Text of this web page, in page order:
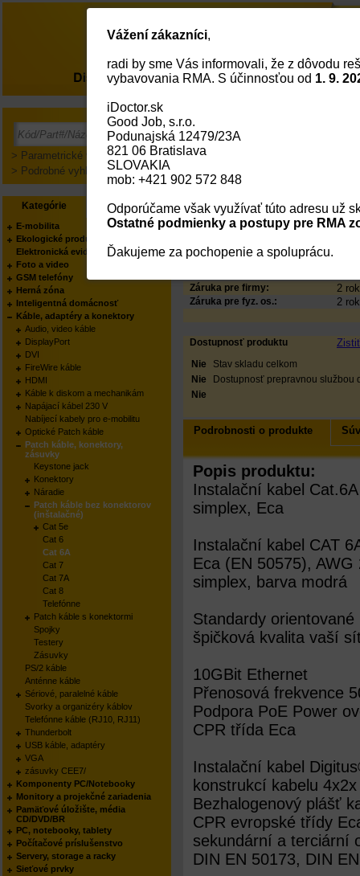
DIGITUS Instalační
buben 305 m,
PODĽA KATEGÓRIE:
Status
Part No.: DK-
EAN Kód:
Výrobca:
Váš obchodník:
Produkt manager:
Záruka pre firmy: 2
Záruka pre fyz. os.: 2
Dostupnosť produktu
Nie
Nie
Nie
Stav skladu celkom
Dostupnosť prepravnou službou
Podrobnosti o produkte
Popis produktu:
Instalační kabel
simplex, Eca
Instalační kabel CAT
Eca (EN 50575),
simplex, barva modrá
Standardy
špičková kvalita vaší
10GBit Ethernet
Přenosová frekvence
Podpora PoE Power
CPR třída Eca
Instalační kabel
konstrukcí kabelu
Bezhalogenový plášť
CPR evropské třídy
sekundární a terciární
DIN EN 50173, DIN
> Parametrické vyhľadávanie
> Podrobné vyhľadávanie
Kategórie Výrobcovia
E-mobilita
Ekologické produkty
Elektronická evidencia tržieb
Foto a video
GSM telefóny
Herná zóna
Inteligentná domácnosť
Káble, adaptéry a konektory
Audio, video káble
DisplayPort
DVI
FireWire káble
HDMI
Káble k diskom a mechanikám
Napájací kábel 230 V
Nabíjecí kabely pro e-mobilitu
Optické Patch káble
Patch káble, konektory,
zásuvky
Keystone jack
Konektory
Náradie
Patch káble bez konektorov
(inštalačné)
Cat 5e
Cat 6
Cat 6A
Cat 7
Cat 7A
Cat 8
Telefónne
Patch káble s konektormi
Spojky
Testery
Zásuvky
PS/2 káble
Anténne káble
Sériové, paralelné káble
Svorky a organizéry káblov
Telefónne káble (RJ10, RJ11)
Thunderbolt
USB káble, adaptéry
VGA
zásuvky CEE7/
Komponenty PC/Notebooky
Monitory a projekčné zariadenia
Pamäťové úložište, média
CD/DVD/BR
PC, notebooky, tablety
Počítačové príslušenstvo
Servery, storage a racky
Sieťové prvky
O nás
Vážení zákazníci,
radi by sme Vás informovali, že z dôvodu
vybavovania RMA. S účinnosťou od 1. 9.
iDoctor.sk
Good Job, s.r.o.
Podunajská 12479/23A
821 06 Bratislava
SLOVAKIA
mob: +421 902 572 848
Odporúčame však využívať túto adresu už
Ostatné podmienky a postupy pre RMA
Ďakujeme za pochopenie a spoluprácu.